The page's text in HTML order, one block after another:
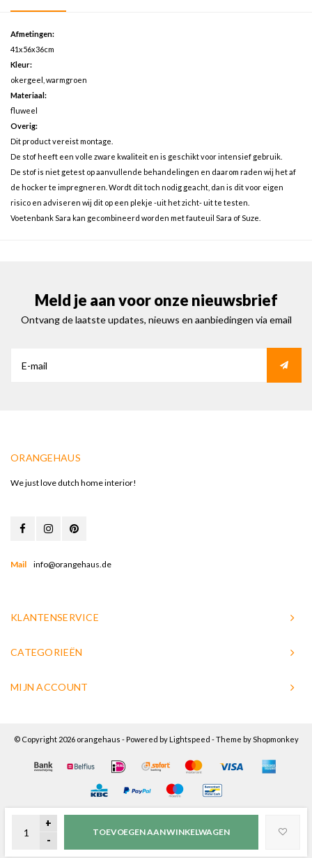
+
-
TOEVOEGEN AAN WINKELWAGEN
Afmetingen:
41x56x36cm
Kleur:
okergeel, warmgroen
Materiaal:
fluweel
Overig:
Dit product vereist montage.
De stof heeft een volle zware kwaliteit en is geschikt voor intensief gebruik.
De stof is niet getest op aanvullende behandelingen en daarom raden wij het af
de hocker te impregneren. Wordt dit toch nodig geacht, dan is dit voor eigen
risico en adviseren wij dit op een plekje -uit het zicht- uit te testen.
Voetenbank Sara kan gecombineerd worden met fauteuil Sara of Suze.
Meld je aan voor onze nieuwsbrief
Ontvang de laatste updates, nieuws en aanbiedingen via email
ORANGEHAUS
We just love dutch home interior!
Mail info@orangehaus.de
KLANTENSERVICE
CATEGORIEËN
MIJN ACCOUNT
© Copyright 2026 orangehaus - Powered by Lightspeed - Theme byShopmonkey